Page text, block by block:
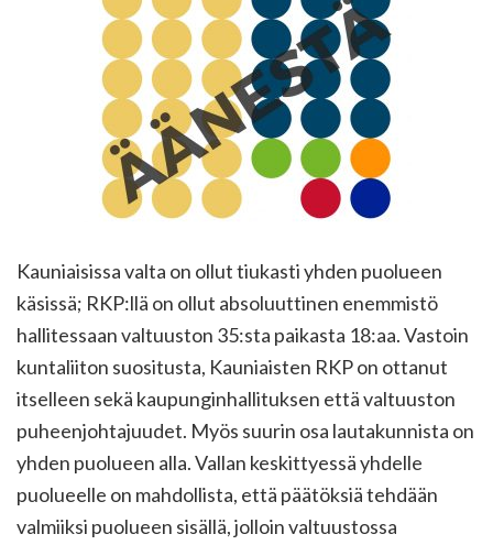
Kauniaisissa valta on ollut tiukasti yhden puolueen
käsissä; RKP:llä on ollut absoluuttinen enemmistö
hallitessaan valtuuston 35:sta paikasta 18:aa. Vastoin
kuntaliiton suositusta, Kauniaisten RKP on ottanut
itselleen sekä kaupunginhallituksen että valtuuston
puheenjohtajuudet. Myös suurin osa lautakunnista on
yhden puolueen alla. Vallan keskittyessä yhdelle
puolueelle on mahdollista, että päätöksiä tehdään
valmiiksi puolueen sisällä, jolloin valtuustossa